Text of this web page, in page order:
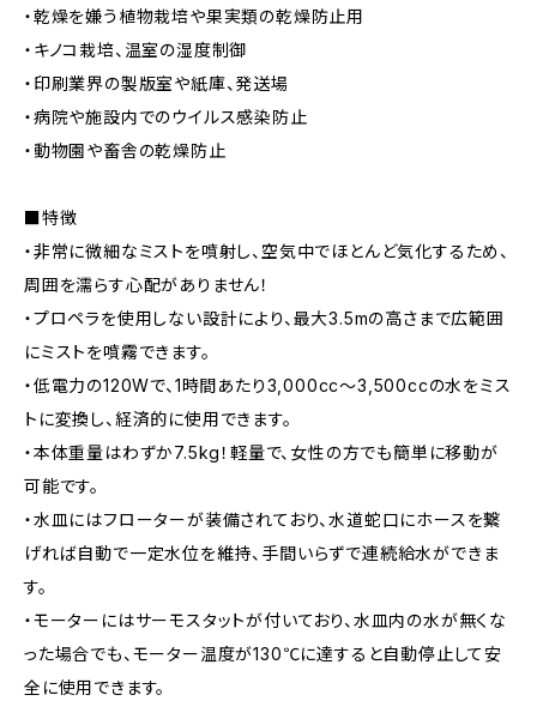
・乾燥を嫌う植物栽培や果実類の乾燥防止用
・キノコ栽培、温室の湿度制御
・印刷業界の製版室や紙庫、発送場
・病院や施設内でのウイルス感染防止
・動物園や畜舎の乾燥防止
■特徴
・非常に微細なミストを噴射し、空気中でほとんど気化するため、
周囲を濡らす心配がありません！
・プロペラを使用しない設計により、最大3.5mの高さまで広範囲
にミストを噴霧できます。
・低電力の120Wで、1時間あたり3,000cc〜3,500ccの水をミス
トに変換し、経済的に使用できます。
・本体重量はわずか7.5kg！軽量で、女性の方でも簡単に移動が
可能です。
・水皿にはフローターが装備されており、水道蛇口にホースを繋
げれば自動で一定水位を維持、手間いらずで連続給水ができま
す。
・モーターにはサーモスタットが付いており、水皿内の水が無くな
った場合でも、モーター温度が130℃に達すると自動停止して安
全に使用できます。